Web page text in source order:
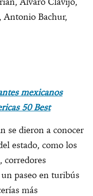
Antonio Bachur,
mexicanos
50 Best
se dieron a conocer
estado, como los
corredores
paseo en turibús
más